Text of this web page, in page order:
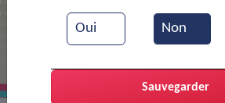
Liste des
Oui Non
Sauvegarder